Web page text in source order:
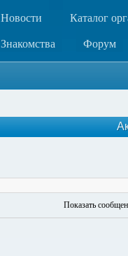
Новости Каталог
Знакомства Форум
Показать